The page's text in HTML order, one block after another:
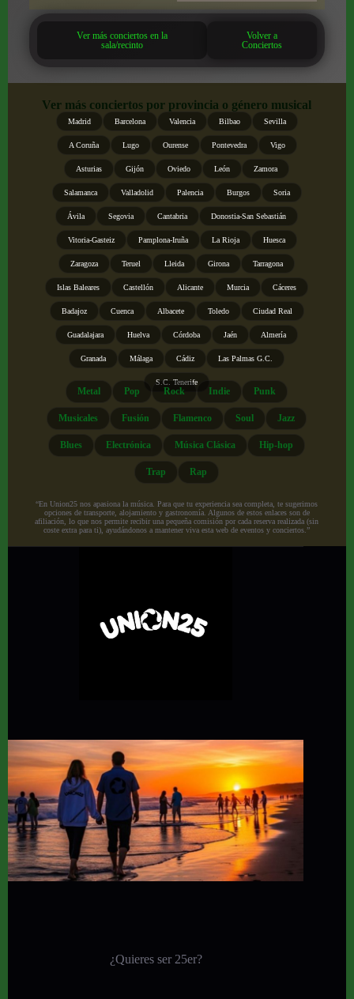
Ver más conciertos en la
sala/recinto
Volver a
Conciertos
Ver más conciertos por provincia o género musical
Madrid Barcelona Valencia Bilbao Sevilla
A Coruña Lugo Ourense Pontevedra Vigo
Asturias Gijón Oviedo León Zamora
Salamanca Valladolid Palencia Burgos Soria
Ávila Segovia Cantabria Donostia-San Sebastián
Vitoria-Gasteiz Pamplona-Iruña La Rioja Huesca
Zaragoza Teruel Lleida Girona Tarragona
Islas Baleares Castellón Alicante Murcia Cáceres
Badajoz Cuenca Albacete Toledo Ciudad Real
Guadalajara Huelva Córdoba Jaén Almería
Granada Málaga Cádiz Las Palmas G.C.
S.C. Tenerife
Metal Pop Rock Indie Punk
Musicales Fusión Flamenco Soul Jazz
Blues Electrónica Música Clásica Hip-hop
Trap Rap
“En Union25 nos apasiona la música. Para que tu experiencia sea completa, te sugerimos
opciones de transporte, alojamiento y gastronomía. Algunos de estos enlaces son de
afiliación, lo que nos permite recibir una pequeña comisión por cada reserva realizada (sin
coste extra para ti), ayudándonos a mantener viva esta web de eventos y conciertos.”
¿Quieres ser 25er?